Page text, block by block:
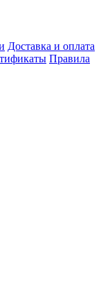
Доставка и оплата
Правила